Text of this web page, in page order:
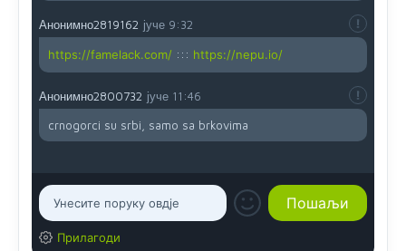
Анонимно2819162 јуче 9:32
https://famelack.com/ ::: https://nepu.io/
Анонимно2800732 јуче 11:46
crnogorci su srbi, samo sa brkovima
Прилагоди